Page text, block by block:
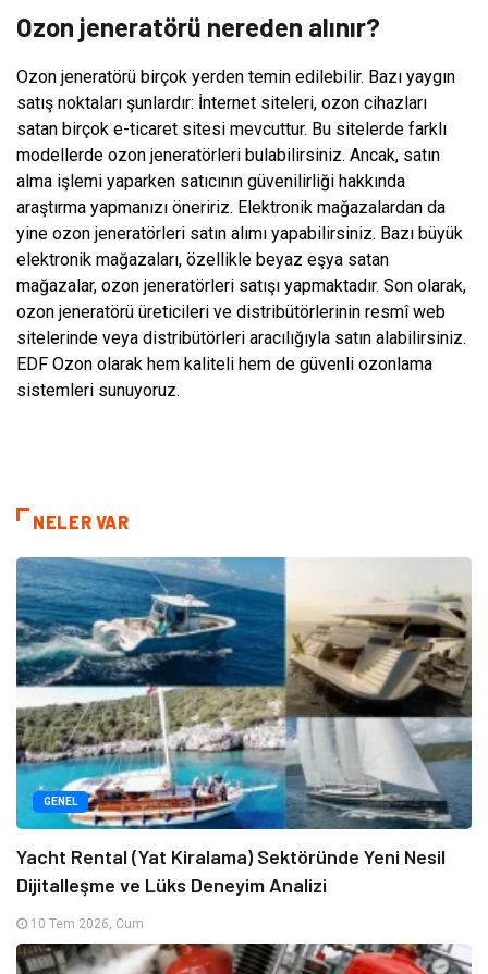
Ozon jeneratörü nereden alınır?
Ozon jeneratörü birçok yerden temin edilebilir. Bazı yaygın
satış noktaları şunlardır: İnternet siteleri, ozon cihazları
satan birçok e-ticaret sitesi mevcuttur. Bu sitelerde farklı
modellerde ozon jeneratörleri bulabilirsiniz. Ancak, satın
alma işlemi yaparken satıcının güvenilirliği hakkında
araştırma yapmanızı öneririz. Elektronik mağazalardan da
yine ozon jeneratörleri satın alımı yapabilirsiniz. Bazı büyük
elektronik mağazaları, özellikle beyaz eşya satan
mağazalar, ozon jeneratörleri satışı yapmaktadır. Son olarak,
ozon jeneratörü üreticileri ve distribütörlerinin resmî web
sitelerinde veya distribütörleri aracılığıyla satın alabilirsiniz.
EDF Ozon olarak hem kaliteli hem de güvenli ozonlama
sistemleri sunuyoruz.
NELER VAR
GENEL
Yacht Rental (Yat Kiralama) Sektöründe Yeni Nesil
Dijitalleşme ve Lüks Deneyim Analizi
10 Tem 2026, Cum